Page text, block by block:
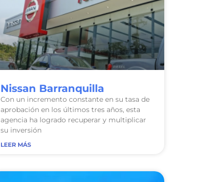
Nissan Barranquilla
Con un incremento constante en su tasa de
aprobación en los últimos tres años, esta
agencia ha logrado recuperar y multiplicar
su inversión
LEER MÁS